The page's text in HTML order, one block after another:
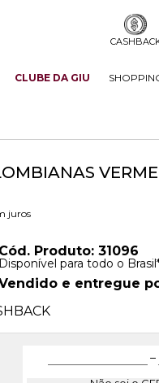
CLUBE DA GIU
juros
Cód. Produto: 31096
Disponível para todo o
e entregue
−